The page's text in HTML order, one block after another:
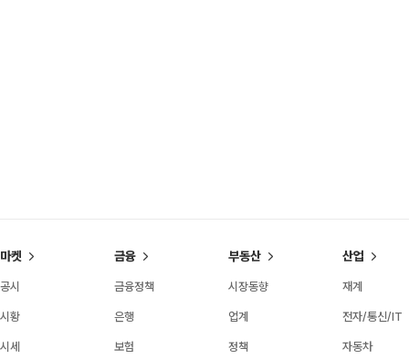
마켓
공시
시황
시세
금융
금융정책
은행
보험
부동산
시장동향
업계
정책
산업
재계
전자/통신/IT
자동차